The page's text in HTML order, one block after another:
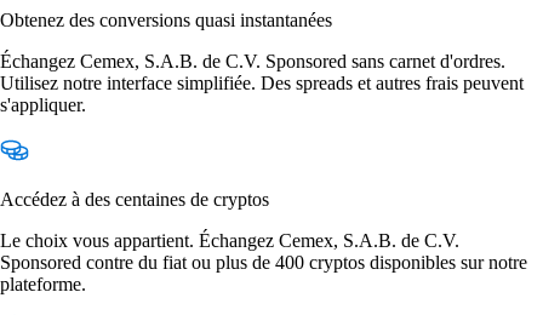
Obtenez des conversions quasi instantanées
Échangez Cemex, S.A.B. de C.V. Sponsored sans carnet d'ordres.
Utilisez notre interface simplifiée. Des spreads et autres frais peuvent
s'appliquer.
Accédez à des centaines de cryptos
Le choix vous appartient. Échangez Cemex, S.A.B. de C.V.
Sponsored contre du fiat ou plus de 400 cryptos disponibles sur notre
plateforme.